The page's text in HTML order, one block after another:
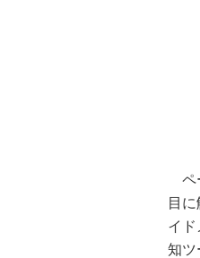
ペ
目
イ
知ツ